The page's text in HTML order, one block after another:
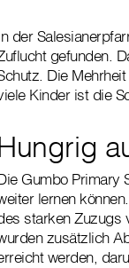
der
gefunden.
Die
Kinder ist die
Gumbo Primary
lernen
starken Zuzugs
zusätzlich
werden,